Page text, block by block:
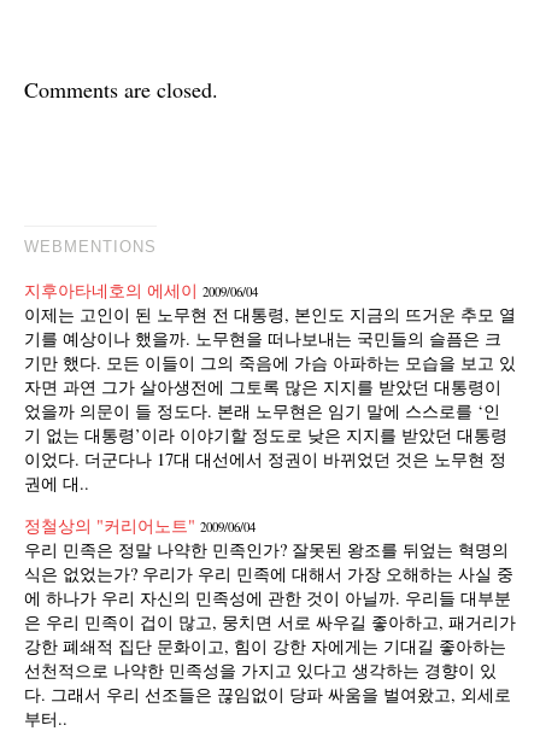
Comments are closed.
WEBMENTIONS
지후아타네호의 에세이 2009/06/04
이제는 고인이 된 노무현 전 대통령, 본인도 지금의 뜨거운 추모 열
기를 예상이나 했을까. 노무현을 떠나보내는 국민들의 슬픔은 크
기만 했다. 모든 이들이 그의 죽음에 가슴 아파하는 모습을 보고 있
자면 과연 그가 살아생전에 그토록 많은 지지를 받았던 대통령이
었을까 의문이 들 정도다. 본래 노무현은 임기 말에 스스로를 ‘인
기 없는 대통령’이라 이야기할 정도로 낮은 지지를 받았던 대통령
이었다. 더군다나 17대 대선에서 정권이 바뀌었던 것은 노무현 정
권에 대..
정철상의 "커리어노트" 2009/06/04
우리 민족은 정말 나약한 민족인가? 잘못된 왕조를 뒤엎는 혁명의
식은 없었는가? 우리가 우리 민족에 대해서 가장 오해하는 사실 중
에 하나가 우리 자신의 민족성에 관한 것이 아닐까. 우리들 대부분
은 우리 민족이 겁이 많고, 뭉치면 서로 싸우길 좋아하고, 패거리가
강한 폐쇄적 집단 문화이고, 힘이 강한 자에게는 기대길 좋아하는
선천적으로 나약한 민족성을 가지고 있다고 생각하는 경향이 있
다. 그래서 우리 선조들은 끊임없이 당파 싸움을 벌여왔고, 외세로
부터..